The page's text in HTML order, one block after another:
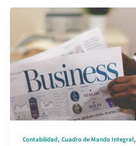
Contabilidad, Cuadro de Mando Integral,